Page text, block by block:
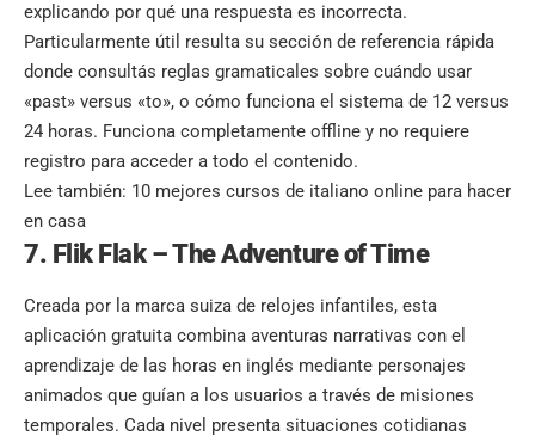
explicando por qué una respuesta es incorrecta.
Particularmente útil resulta su sección de referencia rápida
donde consultás reglas gramaticales sobre cuándo usar
«past» versus «to», o cómo funciona el sistema de 12 versus
24 horas. Funciona completamente offline y no requiere
registro para acceder a todo el contenido.
Lee también: 10 mejores cursos de italiano online para hacer
en casa
7. Flik Flak – The Adventure of Time
Creada por la marca suiza de relojes infantiles, esta
aplicación gratuita combina aventuras narrativas con el
aprendizaje de las horas en inglés mediante personajes
animados que guían a los usuarios a través de misiones
temporales. Cada nivel presenta situaciones cotidianas